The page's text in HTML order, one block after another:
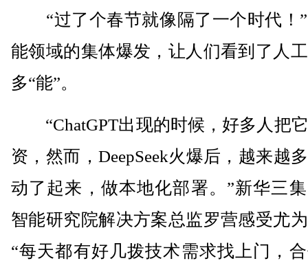
“过了个春节就像隔了一个时代！
能领域的集体爆发，让人们看到了人
多“能”。
“ChatGPT出现的时候，好多人把
资，然而，DeepSeek火爆后，越来越
动了起来，做本地化部署。”新华三
智能研究院解决方案总监罗营感受尤
“每天都有好几拨技术需求找上门，